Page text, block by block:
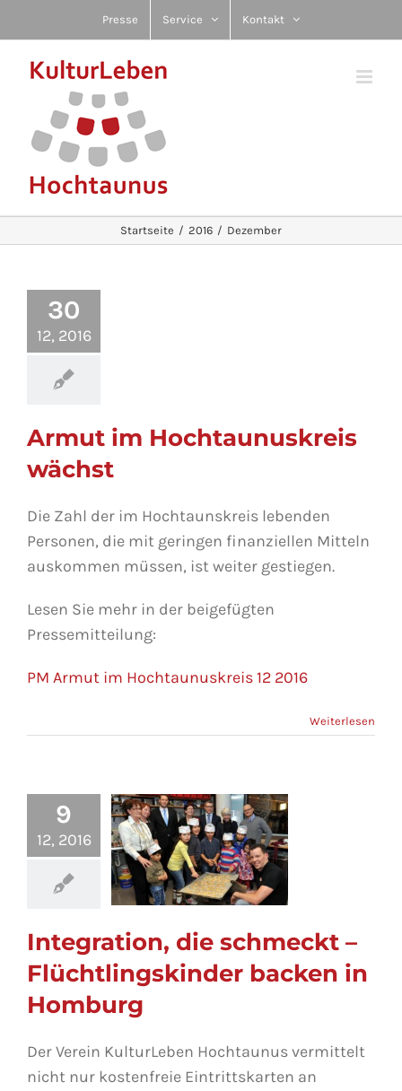
Inhalt
springen
Presse Service Kontakt
Startseite 2016 Dezember
30
12, 2016
Armut im Hochtaunuskreis
wächst
Die Zahl der im Hochtaunskreis lebenden
Personen, die mit geringen finanziellen Mitteln
auskommen müssen, ist weiter gestiegen.
Lesen Sie mehr in der beigefügten
Pressemitteilung:
PM Armut im Hochtaunuskreis 12 2016
Weiterlesen
9
12, 2016
Integration, die
schmeckt –
Flüchtlingskinder
backen in Homburg
Integration, die schmeckt –
Flüchtlingskinder backen in
Homburg
Der Verein KulturLeben Hochtaunus vermittelt
nicht nur kostenfreie Eintrittskarten an